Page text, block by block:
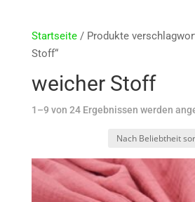
Startseite/ Produkte
Stoff“
weicher Stoff
1–9 von 24 Ergebnissen werden